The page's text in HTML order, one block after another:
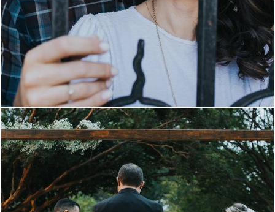
1677 0